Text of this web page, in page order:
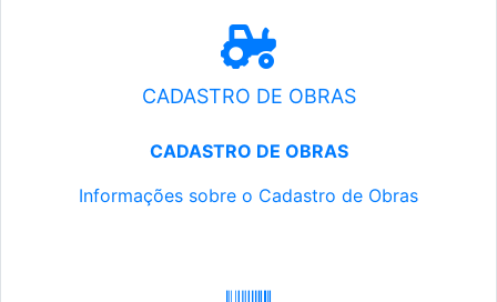
CADASTRO DE OBRAS
CADASTRO DE OBRAS
Informações sobre o Cadastro de Obras